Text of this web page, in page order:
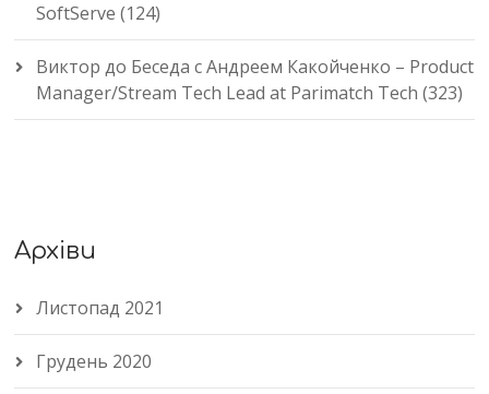
SoftServe (124)
Виктор до Беседа с Андреем Какойченко – Product
Manager/Stream Tech Lead at Parimatch Tech (323)
Архіви
Листопад 2021
Грудень 2020